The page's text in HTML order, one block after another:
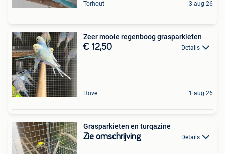
Torhout 3 aug 26
Zeer mooie regenboog grasparkieten
€ 12,50 Details
Hove 1 aug 26
Grasparkieten en turqazine
Zie omschrijving Details